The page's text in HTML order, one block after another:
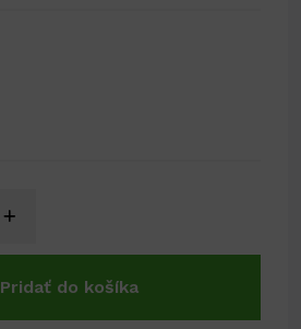
Pridať do košíka